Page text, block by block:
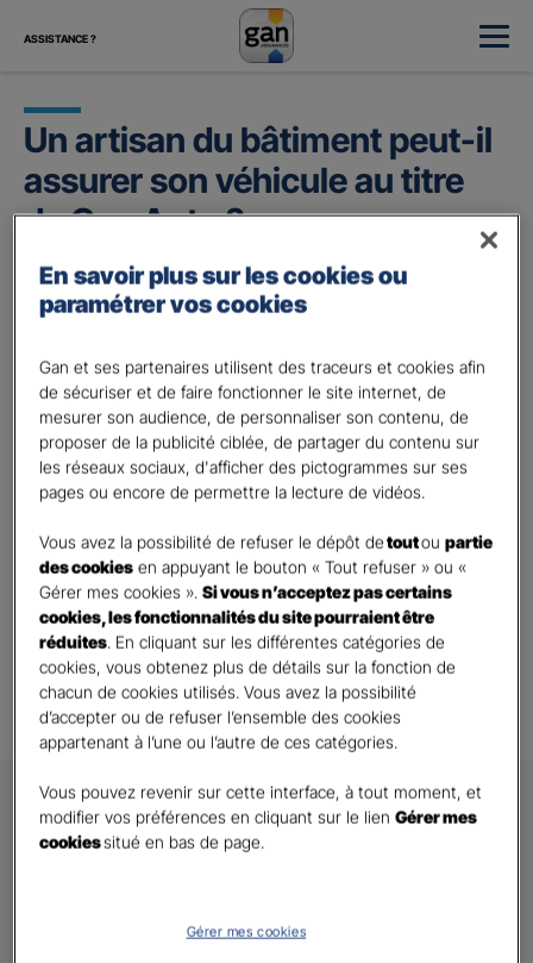
ASSISTANCE ?
Un artisan du bâtiment peut-il
assurer son véhicule au titre
de Gan Auto ?
Oui, le produit d’assurance Auto de Gan est adaptable à
toutes les professions, que ce soit un artisan,
école…
Vous pouvez prendre connaissance des avantages de
notre solution Gan Auto dédiés aux professionnels qui
veulent assurer :
Toutes les questions
En savoir plus sur les cookies ou
paramétrer vos cookies
Gan et ses partenaires utilisent des traceurs et cookies afin
de sécuriser et de faire fonctionner le site internet, de
mesurer son audience, de personnaliser son contenu, de
proposer de la publicité ciblée, de partager du contenu sur
les réseaux sociaux, d'afficher des pictogrammes sur ses
pages ou encore de permettre la lecture de vidéos.
Vous avez la possibilité de refuser le dépôt detoutoupartie
des cookies en appuyant le bouton « Tout refuser » ou «
Gérer mes cookies ».Si vous n’acceptez pas certains
cookies, les fonctionnalités du site pourraient être
réduites. En cliquant sur les différentes catégories de
cookies, vous obtenez plus de détails sur la fonction de
chacun de cookies utilisés. Vous avez la possibilité
d’accepter ou de refuser l’ensemble des cookies
appartenant à l’une ou l’autre de ces catégories.
Vous pouvez revenir sur cette interface, à tout moment, et
modifier vos préférences en cliquant sur le lienGérer mes
cookiessitué en bas de page.
Gérer mes cookies